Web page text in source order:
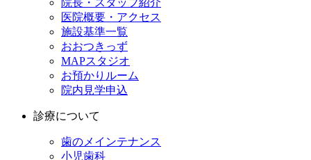
院長・スタッフ紹介
医院概要・アクセス
施設基準一覧
おおつきっず
MAPスタジオ
お預かりルーム
院内見学申込
診療について
歯のメインテナンス
小児歯科